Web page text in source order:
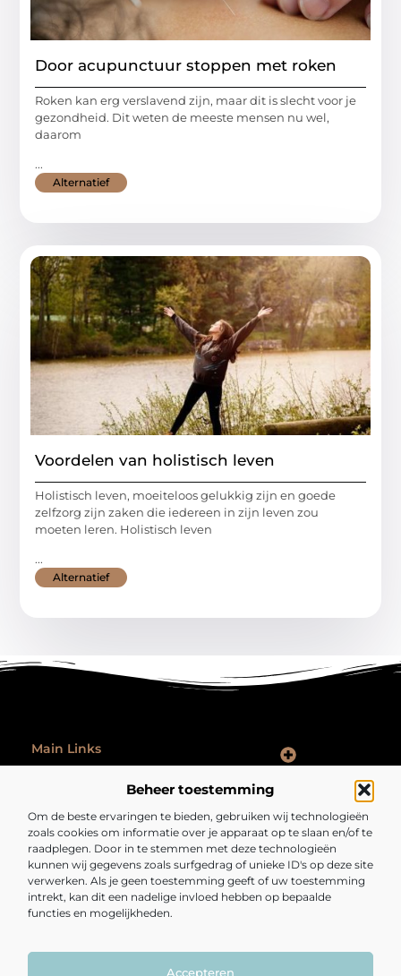
Beheer toestemming
Om de beste ervaringen te bieden, gebruiken wij technologieën
zoals cookies om informatie over je apparaat op te slaan en/of te
raadplegen. Door in te stemmen met deze technologieën
kunnen wij gegevens zoals surfgedrag of unieke ID's op deze site
verwerken. Als je geen toestemming geeft of uw toestemming
intrekt, kan dit een nadelige invloed hebben op bepaalde
functies en mogelijkheden.
Accepteren
Door acupunctuur stoppen met roken
Roken kan erg verslavend zijn, maar dit is slecht voor je
gezondheid. Dit weten de meeste mensen nu wel,
daarom
...
Alternatief
Voordelen van holistisch leven
Holistisch leven, moeiteloos gelukkig zijn en goede
zelfzorg zijn zaken die iedereen in zijn leven zou
moeten leren. Holistisch leven
...
Alternatief
Main Links
Bericht categorie
Lees mee met artikelen en verhalen die je kijk op het dagelijks leven
verrijken en verrassen.